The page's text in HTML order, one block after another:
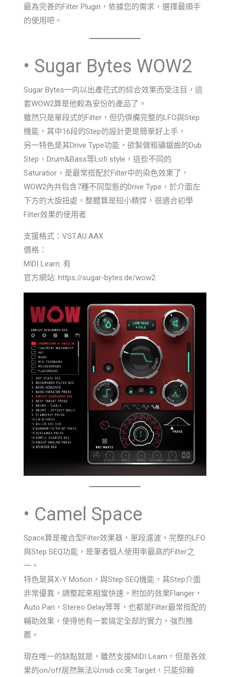
最為完善的Filter Plugin，依據您的需求，選擇最順手
的使用吧。
• Sugar Bytes WOW2
Sugar Bytes一向以出產花式的綜合效果而受注目，這
套WOW2算是他較為安份的產品了。
雖然只是單段式的Filter，但仍俱備完整的LFO與Step
機能，其中16段的Step的設計更是簡單好上手，
另一特色是其Drive Type功能，欲製做粗礦鋸齒的Dub
Step，Drum&Bass等Lofi style，這些不同的
Saturatior，是最常搭配於Filter中的染色效果了，
WOW2內共包含7種不同型態的Drive Type，於介面左
下方的大旋扭處，整體算是短小精悍，很適合初學
Filter效果的使用者
支援格式：VST.AU.AAX
價格：
MIDI Learn: 有
官方網站: https://sugar-bytes.de/wow2
• Camel Space
Space算是複合型Filter效果器，單段濾波，完整的LFO
與Step SEQ功能，是筆者個人使用率最高的Filter之
一。
特色是其X-Y Motion，與Step SEQ機能，其Step介面
非常優異，調整起來相當快速。附加的效果Flanger，
Auto Pan，Stereo Delay等等，也都是Filter最常搭配的
輔助效果，使得他有一套搞定全部的實力，強烈推
薦。
現在唯一的缺點就是，雖然支援MIDI Learn，但是各效
果的on/off居然無法以midi cc來 Target，只能仰賴